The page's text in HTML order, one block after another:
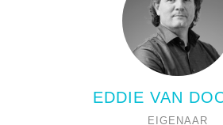
EDDIE VAN
EIGENAAR